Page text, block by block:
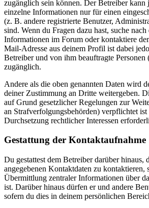
zugänglich sein können. Der Betreiber kann
einzelne Informationen nur für einen
(z. B. andere registrierte Benutzer,
sind. Wenn du Fragen dazu hast, suche nach
Informationen im Forum oder kontaktiere
Mail-Adresse aus deinem Profil ist dabei
Betreiber und von ihm beauftragte
zugänglich.
Andere als die oben genannten Daten wird
deiner Zustimmung an Dritte weitergeben.
auf Grund gesetzlicher Regelungen zur
an Strafverfolgungsbehörden) verpflichtet
Durchsetzung rechtlicher Interessen
Gestattung der Kontaktaufnahme
Du gestattest dem Betreiber darüber hinaus,
angegebenen Kontaktdaten zu kontaktieren,
Übermittlung zentraler Informationen über
ist. Darüber hinaus dürfen er und andere
sofern du dies in deinem persönlichen